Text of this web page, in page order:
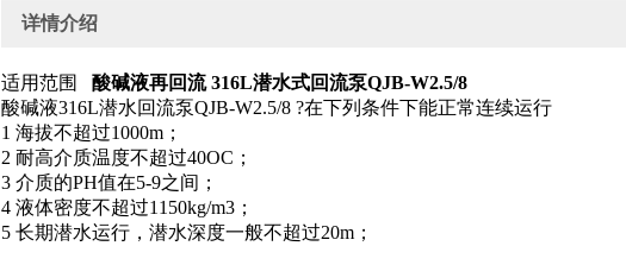
详情介绍
适用范围 酸碱液再回流 316L潜水式回流泵QJB-W2.5/8
酸碱液316L潜水回流泵QJB-W2.5/8 ?在下列条件下能正常连续运行
1 海拔不超过1000m；
2 耐高介质温度不超过40OC；
3 介质的PH值在5-9之间；
4 液体密度不超过1150kg/m3；
5 长期潜水运行，潜水深度一般不超过20m；